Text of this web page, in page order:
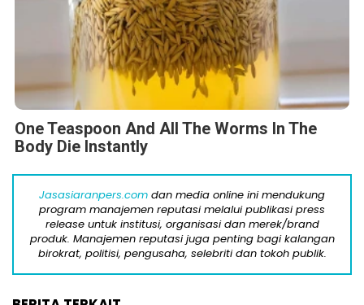
One Teaspoon And All The Worms In The
Body Die Instantly
Jasasiaranpers.com dan media online ini mendukung
program manajemen reputasi melalui publikasi press
release untuk institusi, organisasi dan merek/brand
produk. Manajemen reputasi juga penting bagi kalangan
birokrat, politisi, pengusaha, selebriti dan tokoh publik.